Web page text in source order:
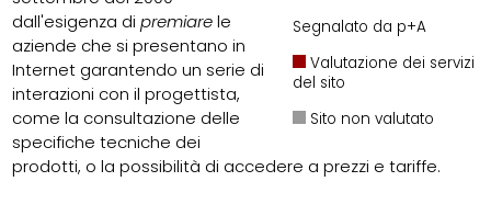
Segnalato da p+A
Valutazione dei servizi
del sito
Sito non valutato
dall'esigenza dipremiarele
aziende che si presentano in
Internet garantendo un serie di
interazioni con il progettista,
come la consultazione delle
specifiche tecniche dei
prodotti, o la possibilità di accedere a prezzi e tariffe.